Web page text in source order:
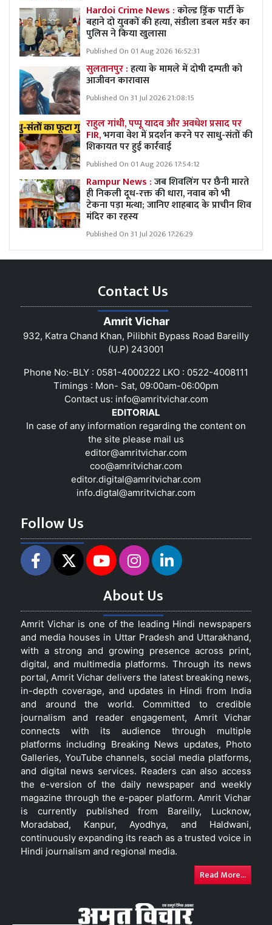
Hardoi Crime News :कोल्ड ड्रिंक पार्टी के
बहाने दो युवकों की हत्या, संडीला डबल मर्डर का
पुलिस ने किया खुलासा
Published On 01 Aug 2026 16:52:31
सुलतानपुर :हत्या के मामले में दोषी दम्पती को
आजीवन कारावास
Published On 31 Jul 2026 21:08:15
राहुल गांधी, पप्पू यादव और अवधेश प्रसाद पर
FIR,भगवा वेश में प्रदर्शन करने पर साधु-संतों की
शिकायत पर हुई कार्रवाई
Published On 01 Aug 2026 17:54:12
Rampur News :जब शिवलिंग पर छैनी मारते
ही निकली दूध-रक्त की धारा, नवाब को भी
टेकना पड़ा मत्था; जानिए शाहबाद के प्राचीन शिव
मंदिर का रहस्य
Published On 31 Jul 2026 17:26:29
Contact Us
Amrit Vichar
932, Katra Chand Khan, Pilibhit Bypass Road Bareilly
(U.P) 243001
Phone No:-BLY : 0581-4000222 LKO : 0522-4008111
Timings : Mon- Sat, 09:00am-06:00pm
Contact us: info@amritvichar.com
EDITORIAL
In case of any information regarding the content on
the site please mail us
editor@amritvichar.com
coo@amritvichar.com
editor.digital@amritvichar.com
info.digtal@amritvichar.com
Follow Us
About Us
Amrit Vichar is one of the leading Hindi newspapers
and media houses in Uttar Pradesh and Uttarakhand,
with a strong and growing presence across print,
digital, and multimedia platforms. Through its news
portal, Amrit Vichar delivers the latest breaking news,
in-depth coverage, and updates in Hindi from India
and around the world. Committed to credible
journalism and reader engagement, Amrit Vichar
connects with its audience through multiple
platforms including Breaking News updates, Photo
Galleries, YouTube channels, social media platforms,
and digital news services. Readers can also access
the e-version of the daily newspaper and weekly
magazine through the e-paper platform. Amrit Vichar
is currently published from Bareilly, Lucknow,
Moradabad, Kanpur, Ayodhya, and Haldwani,
continuously expanding its reach as a trusted voice in
Hindi journalism and regional media.
Read More...